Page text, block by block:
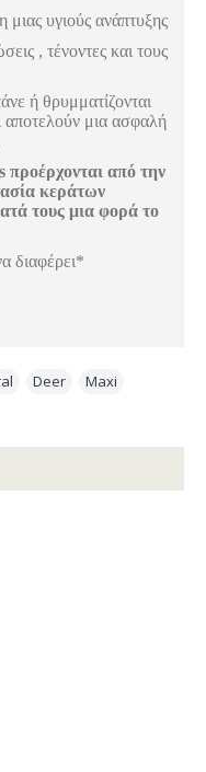
μιας υγιούς ανάπτυξης
, τένοντες και τους
ή θρυμματίζονται
αποτελούν μια ασφαλή
από την
κεράτων
τους μια φορά το
διαφέρει*
Deer Maxi